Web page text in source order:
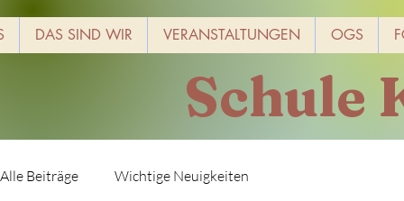
DAS SIND WIR VERANSTALTUNGEN OGS
Schule
Alle Beiträge Wichtige Neuigkeiten